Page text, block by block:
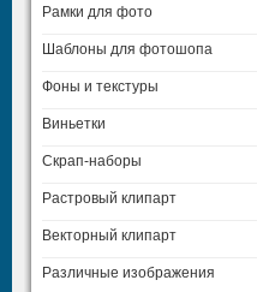
Рамки для фото
Шаблоны для фотошопа
Фоны и текстуры
Виньетки
Скрап-наборы
Растровый клипарт
Векторный клипарт
Различные изображения